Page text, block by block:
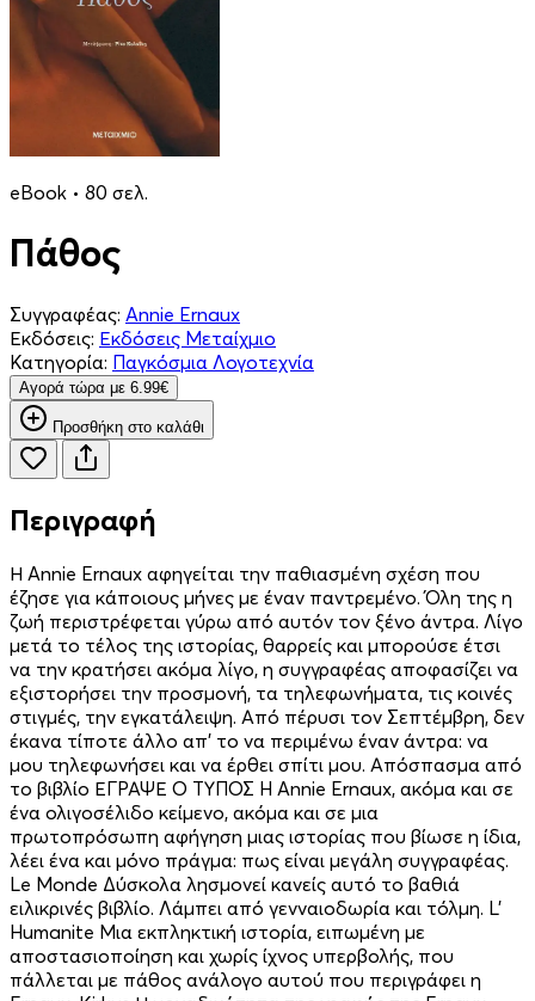
eBook • 80 σελ.
Πάθος
Συγγραφέας: Annie Ernaux
Εκδόσεις: Εκδόσεις Μεταίχμιο
Κατηγορία: Παγκόσμια Λογοτεχνία
Aγορά τώρα με 6.99€
Προσθήκη στο καλάθι
Περιγραφή
Η Annie Ernaux αφηγείται την παθιασμένη σχέση που
έζησε για κάποιους μήνες με έναν παντρεμένο. Όλη της η
ζωή περιστρέφεται γύρω από αυτόν τον ξένο άντρα. Λίγο
μετά το τέλος της ιστορίας, θαρρείς και μπορούσε έτσι
να την κρατήσει ακόμα λίγο, η συγγραφέας αποφασίζει να
εξιστορήσει την προσμονή, τα τηλεφωνήματα, τις κοινές
στιγμές, την εγκατάλειψη. Από πέρυσι τον Σεπτέμβρη, δεν
έκανα τίποτε άλλο απ’ το να περιμένω έναν άντρα: να
μου τηλεφωνήσει και να έρθει σπίτι μου. Απόσπασμα από
το βιβλίο ΕΓΡΑΨΕ Ο ΤΥΠΟΣ H Annie Ernaux, ακόμα και σε
ένα ολιγοσέλιδο κείμενο, ακόμα και σε μια
πρωτοπρόσωπη αφήγηση μιας ιστορίας που βίωσε η ίδια,
λέει ένα και μόνο πράγμα: πως είναι μεγάλη συγγραφέας.
Le Monde Δύσκολα λησμονεί κανείς αυτό το βαθιά
ειλικρινές βιβλίο. Λάμπει από γενναιοδωρία και τόλμη. L’
Humanite Μια εκπληκτική ιστορία, ειπωμένη με
αποστασιοποίηση και χωρίς ίχνος υπερβολής, που
πάλλεται με πάθος ανάλογο αυτού που περιγράφει η